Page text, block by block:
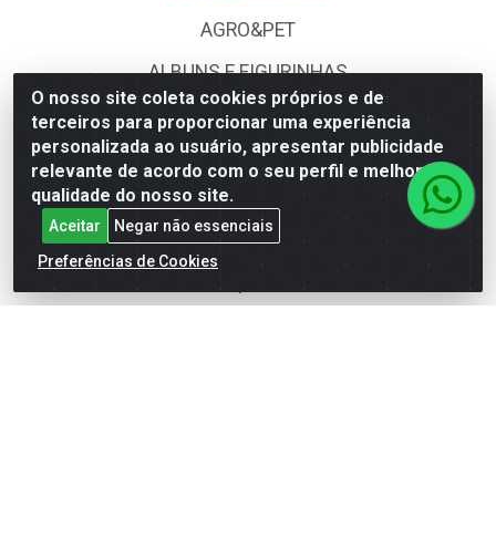
O nosso site coleta cookies próprios e de
terceiros para proporcionar uma experiência
personalizada ao usuário, apresentar publicidade
relevante de acordo com o seu perfil e melhorar a
qualidade do nosso site.
Aceitar
Negar não essenciais
Preferências de Cookies
AGRO&PET
ALBUNS E FIGURINHAS
ALIMENTOS
BAZAR
BEBIDAS
BOMBONIERE